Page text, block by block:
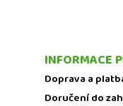
INFORMACE
Doprava a
Doručení do